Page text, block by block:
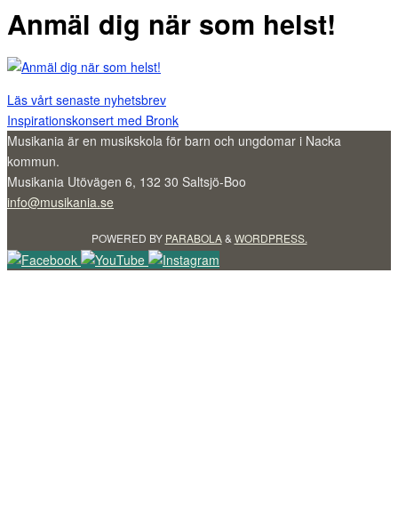
Anmäl dig när som helst!
Läs vårt senaste nyhetsbrev
Inspirationskonsert med Bronk
Musikania är en musikskola för barn och ungdomar i Nacka
kommun.
Musikania Utövägen 6, 132 30 Saltsjö-Boo
info@musikania.se
POWERED BY PARABOLA& WORDPRESS.